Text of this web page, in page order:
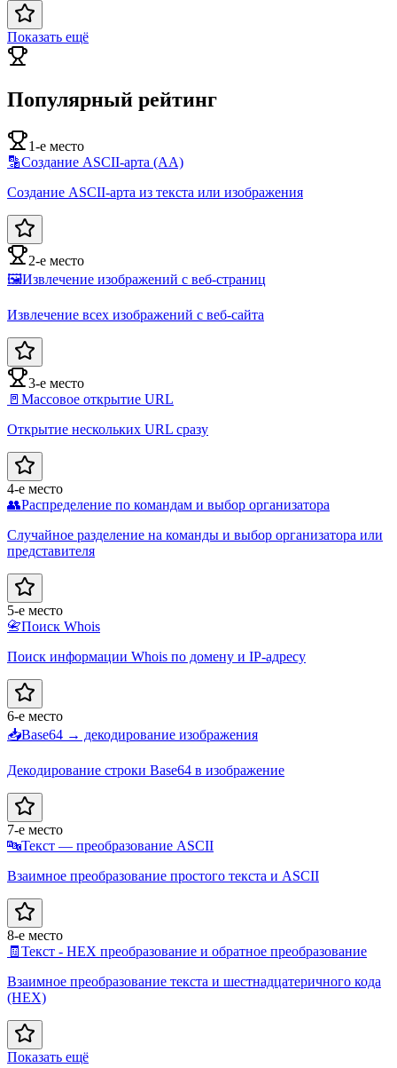
Показать ещё
Популярный рейтинг
1-е место
🔡Создание ASCII-арта (AA)
Создание ASCII-арта из текста или изображения
2-е место
🖼️Извлечение изображений с веб-страниц
Извлечение всех изображений с веб-сайта
3-е место
🚪 Массовое открытие URL
Открытие нескольких URL сразу
4-е место
👥Распределение по командам и выбор организатора
Случайное разделение на команды и выбор организатора или
представителя
5-е место
📇Поиск Whois
Поиск информации Whois по домену и IP-адресу
6-е место
📥Base64 → декодирование изображения
Декодирование строки Base64 в изображение
7-е место
🔤Текст — преобразование ASCII
Взаимное преобразование простого текста и ASCII
8-е место
🧾 Текст - HEX преобразование и обратное преобразование
Взаимное преобразование текста и шестнадцатеричного кода
(HEX)
Показать ещё